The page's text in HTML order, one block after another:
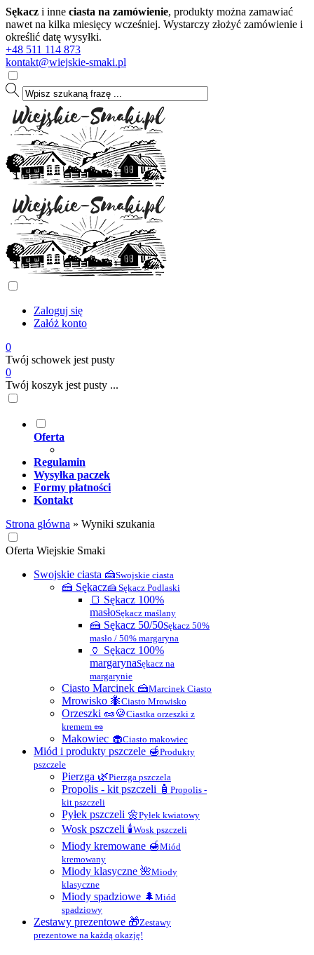
Sękacz i inne ciasta na zamówienie, produkty można zamawiać
nawet na kilka miesięcy wcześniej. Wystarczy złożyć zamówienie i
określić datę wysyłki.
+48 511 114 873
kontakt@wiejskie-smaki.pl
Zaloguj się
Załóż konto
0
Twój schowek jest pusty
0
Twój koszyk jest pusty ...
Oferta
Regulamin
Wysyłka paczek
Formy płatności
Kontakt
Strona główna » Wyniki szukania
Oferta Wiejskie Smaki
Swojskie ciasta 🍰Swojskie ciasta
🍰 Sękacz🍰 Sękacz Podlaski
🍞 Sękacz 100%
masłoSękacz maślany
🍰 Sękacz 50/50Sękacz 50%
masło / 50% margaryna
🏺 Sękacz 100%
margarynaSękacz na
margarynie
Ciasto Marcinek 🍰Marcinek Ciasto
Mrowisko 🐜Ciasto Mrowisko
Orzeszki 🥜🍪Ciastka orzeszki z
kremem 🥜
Makowiec 🧁Ciasto makowiec
Miód i produkty pszczele 🍯Produkty
pszczele
Pierzga 🌿Pierzga pszczela
Propolis - kit pszczeli 🧴 Propolis -
kit pszczeli
Pyłek pszczeli 🌼Pyłek kwiatowy
Wosk pszczeli 🕯Wosk pszczeli
Miody kremowane 🍯Miód
kremowany
Miody klasyczne 🌺Miody
klasyczne
Miody spadziowe 🌲 Miód
spadziowy
Zestawy prezentowe 🎁Zestawy
prezentowe na każdą okazję!